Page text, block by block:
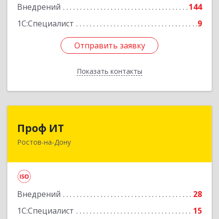
Внедрений
144
1С:Специалист
9
Отправить заявку
Показать контакты
Отправить заявку
Назад
Проф ИТ
Ростов-на-Дону
Внедрений
28
1С:Специалист
15
344068, Ростовская обл, Ростов-на-Дону г,